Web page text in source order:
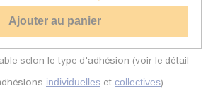
Ajouter au panier
selon le type d'adhésion (voir le détail
individuelles et collectives)